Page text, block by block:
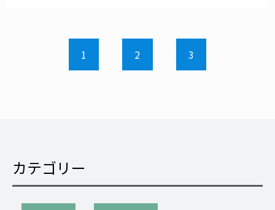
1 2 3
カテゴリー